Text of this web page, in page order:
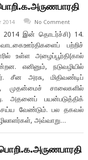
2014 No Comment
இன் தொடர்ச்சி) 14.
பற்றிச்
உள்ள அழைப்பூர்தி(கால்
எனினும், நடுவழியில்
சீன அரசு, மிதிவண்டிப்
முதன்மைச் சாலைகளில்
அதனைப் பயன்படுத்திக்
செய்ய வேண்டும். பல தகவல்
அவ்வாறு…